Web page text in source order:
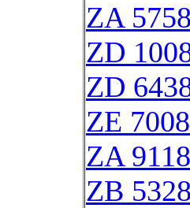
ZA
ZD
ZD
ZE
ZA
ZB